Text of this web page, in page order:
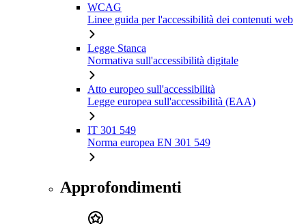
WCAG
Linee guida per l'accessibilità dei contenuti web
Legge Stanca
Normativa sull'accessibilità digitale
Atto europeo sull'accessibilità
Legge europea sull'accessibilità (EAA)
IT 301 549
Norma europea EN 301 549
Approfondimenti